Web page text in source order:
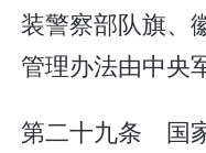
装警察部队旗、
管理办法由中央
第二十九条 国